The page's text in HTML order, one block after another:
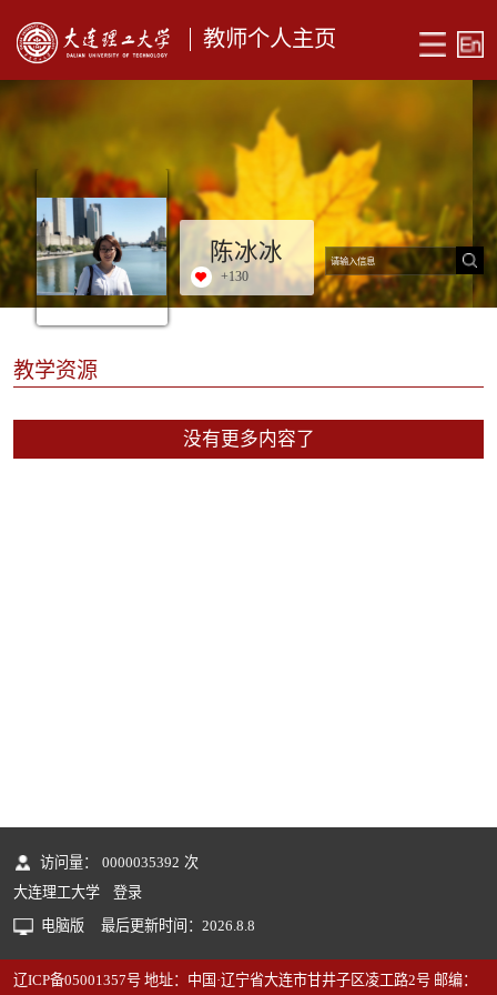
教师个人主页
陈冰冰
+130
教学资源
没有更多内容了
访问量： 0000035392 次
大连理工大学
登录
电脑版
最后更新时间： 2026 8 8
辽ICP备05001357号 地址：中国·辽宁省大连市甘井子区凌工路2号 邮编：